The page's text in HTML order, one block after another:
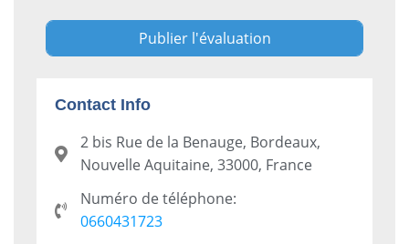
Contact Info
2 bis Rue de la Benauge, Bordeaux,
Nouvelle Aquitaine, 33000, France
Numéro de téléphone:
0660431723